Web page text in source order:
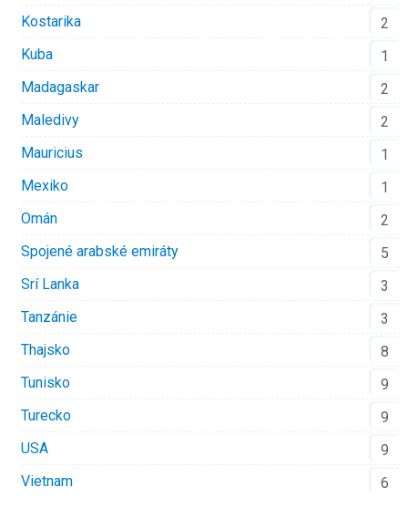
Kostarika
2
Kuba
1
Madagaskar
2
Maledivy
2
Mauricius
1
Mexiko
1
Omán
2
Spojené arabské emiráty
5
Srí Lanka
3
Tanzánie
3
Thajsko
8
Tunisko
9
Turecko
9
USA
9
Vietnam
6